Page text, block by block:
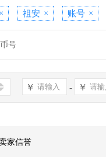
× 祖安 × 账号 ×
号
￥ - ￥
家信誉